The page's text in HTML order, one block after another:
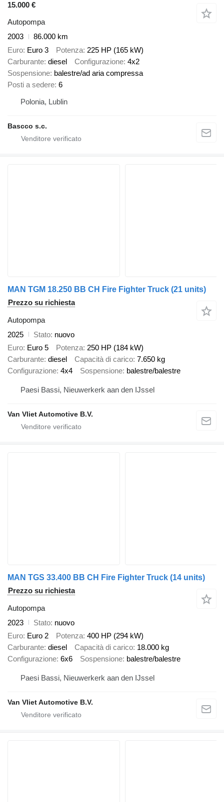
15.000 €
Autopompa
2003
86.000 km
Euro Euro 3 Potenza 225 HP (165 kW)
Carburante diesel Configurazione 4x2
Sospensione balestre/ad aria compressa
Posti a sedere 6
Polonia, Lublin
Bascco s.c.
MAN TGM 18.250 BB CH Fire Fighter Truck (21 units)
Prezzo su richiesta
Autopompa
2025
Stato nuovo
Euro Euro 5 Potenza 250 HP (184 kW)
Carburante diesel Capacità di carico 7.650 kg
Configurazione 4x4 Sospensione balestre/balestre
Paesi Bassi, Nieuwerkerk aan den IJssel
Van Vliet Automotive B.V.
MAN TGS 33.400 BB CH Fire Fighter Truck (14 units)
Prezzo su richiesta
Autopompa
2023
Stato nuovo
Euro Euro 2 Potenza 400 HP (294 kW)
Carburante diesel Capacità di carico 18.000 kg
Configurazione 6x6 Sospensione balestre/balestre
Paesi Bassi, Nieuwerkerk aan den IJssel
Van Vliet Automotive B.V.